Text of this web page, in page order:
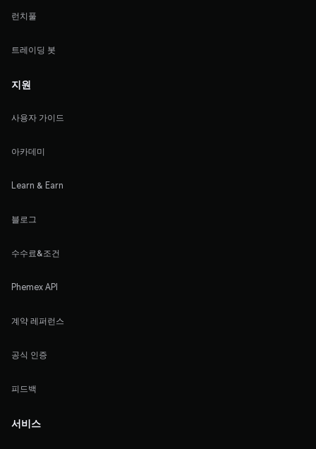
런치풀
트레이딩 봇
지원
사용자 가이드
아카데미
Learn & Earn
블로그
수수료&조건
Phemex API
계약 레퍼런스
공식 인증
피드백
서비스